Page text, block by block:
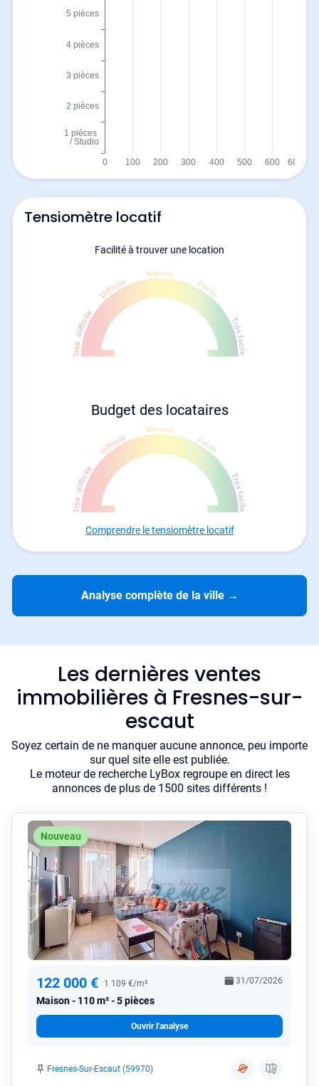
Tensiomètre locatif
Facilité à trouver une location
Budget des locataires
Comprendre le tensiomètre locatif
Analyse complète de la ville →
Les dernières ventes
immobilières à Fresnes-sur-
escaut
Soyez certain de ne manquer aucune annonce, peu importe
sur quel site elle est publiée.
Le moteur de recherche LyBox regroupe en direct les
annonces de plus de 1500 sites différents !
Nouveau
122 000 € 1 109 €/m²
Maison 110 m² - 5 pièces
31/07/2026
Ouvrir l'analyse
Fresnes-Sur-Escaut (59970)